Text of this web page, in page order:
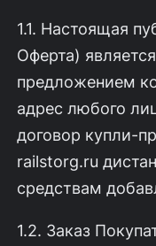
1.1. Настоящая
Оферта)
предложением
адрес любого
договор купли-
railstorg.ru
средствам
1.2. Заказ